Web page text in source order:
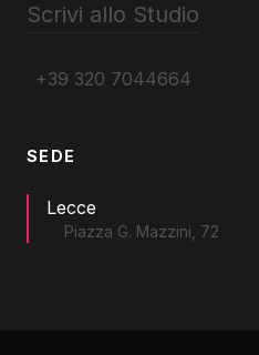
Scrivi allo Studio
+39 320 7044664
SEDE
Lecce
Piazza G. Mazzini, 72